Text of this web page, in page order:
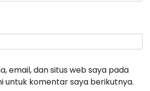
email, dan situs web saya pada
untuk komentar saya berikutnya.